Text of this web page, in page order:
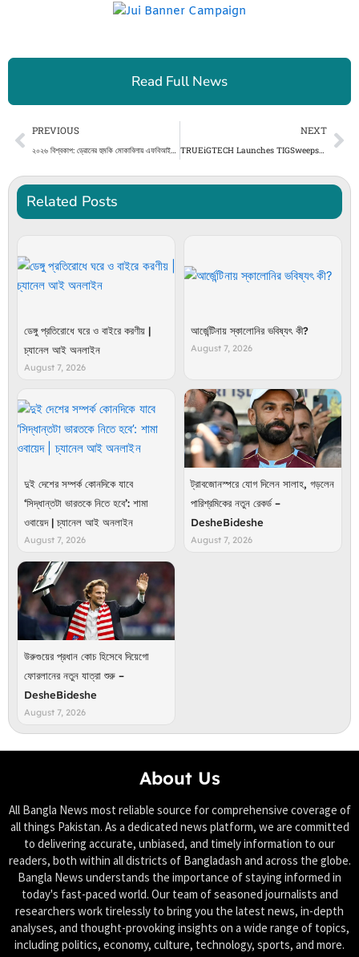
Read Full News
Prev
PREVIOUS NEXT
TRUEiGTECH Launches TIGSweepstakes as a Proven Turnkey Sweepstakes Casino Software Solution for USA Market
Related Posts
ডেঙ্গু প্রতিরোধে ঘরে ও বাইরে করণীয় |
চ্যানেল আই অনলাইন
August 7, 2026
আর্জেন্টিনায় স্কালোনির ভবিষ্যৎ কী?
August 7, 2026
দুই দেশের সম্পর্ক কোনদিকে যাবে
‘সিদ্ধান্তটা ভারতকে নিতে হবে’: শামা
ওবায়েদ | চ্যানেল আই অনলাইন
August 7, 2026
ট্রাবজোনস্পরে যোগ দিলেন সালাহ, গড়লেন
পারিশ্রমিকের নতুন রেকর্ড –
DesheBideshe
August 7, 2026
উরুগুয়ের প্রধান কোচ হিসেবে দিয়েগো
ফোরলানের নতুন যাত্রা শুরু –
DesheBideshe
August 7, 2026
About Us
All Bangla News most reliable source for comprehensive coverage of
all things Pakistan. As a dedicated news platform, we are committed
to delivering accurate, unbiased, and timely information to our
readers, both within all districts of Bangladash and across the globe.
Bangla News understands the importance of staying informed in
today's fast-paced world. Our team of seasoned journalists and
researchers work tirelessly to bring you the latest news, in-depth
analyses, and thought-provoking insights on a wide range of topics,
including politics, economy, culture, technology, sports, and more.